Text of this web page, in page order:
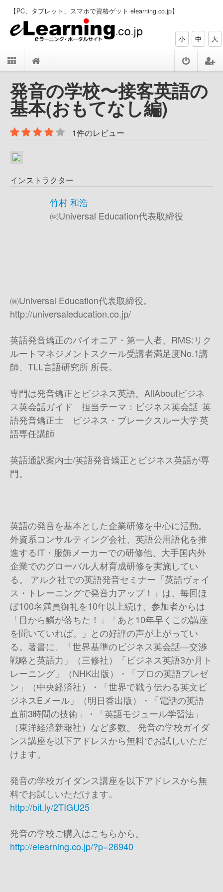
【PC、タブレット、スマホで資格ゲット elearning.co.jp】
小 中 大
発音の学校〜接客英語の
基本(おもてなし編)
1件のレビュー
インストラクター
竹村 和浩
㈱Universal Education代表取締役
㈱Universal Education代表取締役。
http://universaleducation.co.jp/
英語発音矯正のパイオニア・第一人者、RMS:リク
ルートマネジメントスクール受講者満足度No.1講
師、TLL言語研究所 所長。
専門は発音矯正とビジネス英語。AllAboutビジネ
ス英会話ガイド 担当テーマ：ビジネス英会話 英
語発音矯正士 ビジネス・ブレークスルー大学 英
語専任講師
英語通訳案内士/英語発音矯正とビジネス英語が専
門。
英語の発音を基本とした企業研修を中心に活動。
外資系コンサルティング会社、英語公用語化を推
進するIT・服飾メーカーでの研修他、大手国内外
企業でのグローバル人材育成研修を実施してい
る。 アルク社での英語発音セミナー「英語ヴォイ
ス・トレーニングで発音力アップ！」は、毎回ほ
ぼ100名満員御礼を10年以上続け、参加者からは
「目から鱗が落ちた！」「あと10年早くこの講座
を聞いていれば。」との好評の声が上がってい
る。著書に、「世界基準のビジネス英会話―交渉
戦略と英語力」（三修社）「ビジネス英語3か月ト
レーニング」（NHK出版）・「プロの英語プレゼ
ン」（中央経済社）・「世界で戦う伝わる英文ビ
ジネスEメール」（明日香出版）・「電話の英語
直前3時間の技術」・「英語モジュール学習法」
（東洋経済新報社）など多数。 発音の学校ガイダ
ンス講座を以下アドレスから無料でお試しいただ
けます。
発音の学校ガイダンス講座を以下アドレスから無
料でお試しいただけます。
http://bit.ly/2TIGU25
発音の学校ご購入はこちらから。
http://elearning.co.jp/?p=26940